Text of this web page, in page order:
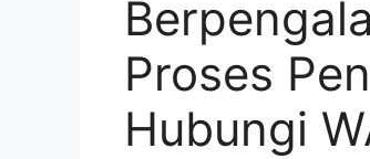
Proses
Hubungi